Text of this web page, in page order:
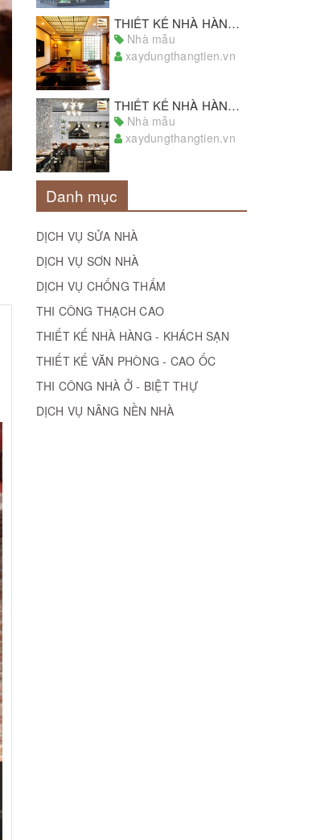
THIẾT KẾ NHÀ HÀNG NHẬT BẢN
Nhà mẫu
xaydungthangtien.vn
THIẾT KẾ NHÀ HÀNG CHÂU ÂU
Nhà mẫu
xaydungthangtien.vn
Danh mục
DỊCH VỤ SỬA NHÀ
DỊCH VỤ SƠN NHÀ
DỊCH VỤ CHỐNG THẤM
THI CÔNG THẠCH CAO
THIẾT KẾ NHÀ HÀNG - KHÁCH SẠN
THIẾT KẾ VĂN PHÒNG - CAO ỐC
THI CÔNG NHÀ Ở - BIỆT THỰ
DỊCH VỤ NÂNG NỀN NHÀ